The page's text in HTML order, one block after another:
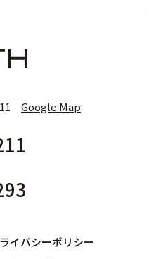
Google Map
イバシーポリシー